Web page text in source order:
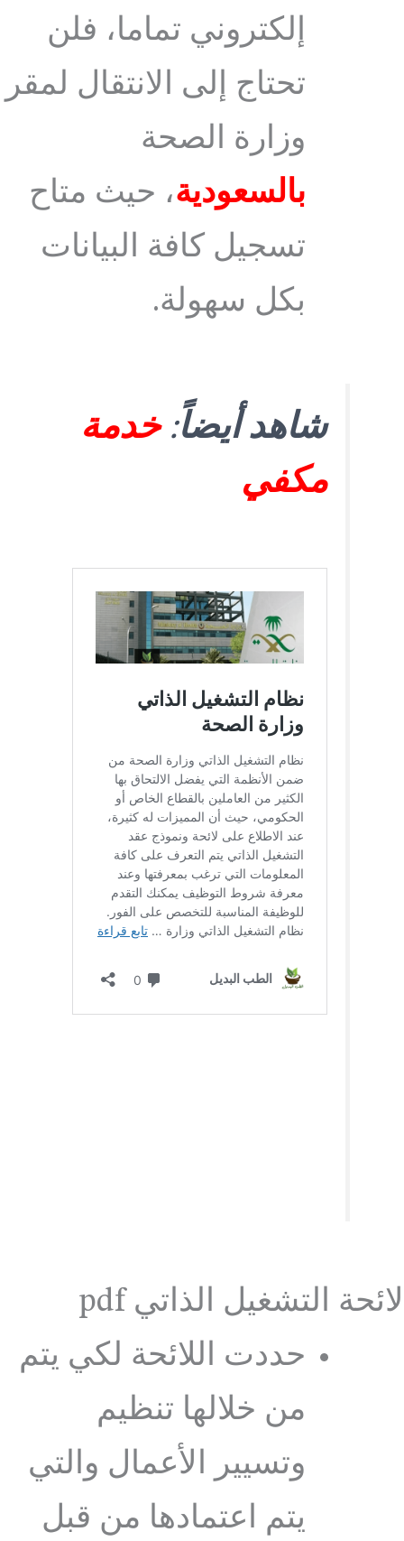
إلكتروني تماما، فلن
تحتاج إلى الانتقال لمقر
وزارة الصحة
بالسعودية، حيث متاح
تسجيل كافة البيانات
بكل سهولة.
شاهد أيضاً:خدمة
مكفي
لائحة التشغيل الذاتي pdf
حددت اللائحة لكي يتم
من خلالها تنظيم
وتسيير الأعمال والتي
يتم اعتمادها من قبل